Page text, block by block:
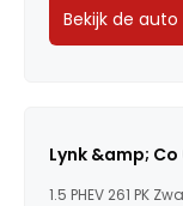
Bekijk de
Lynk &amp; Co
1.5 PHEV 261 PK